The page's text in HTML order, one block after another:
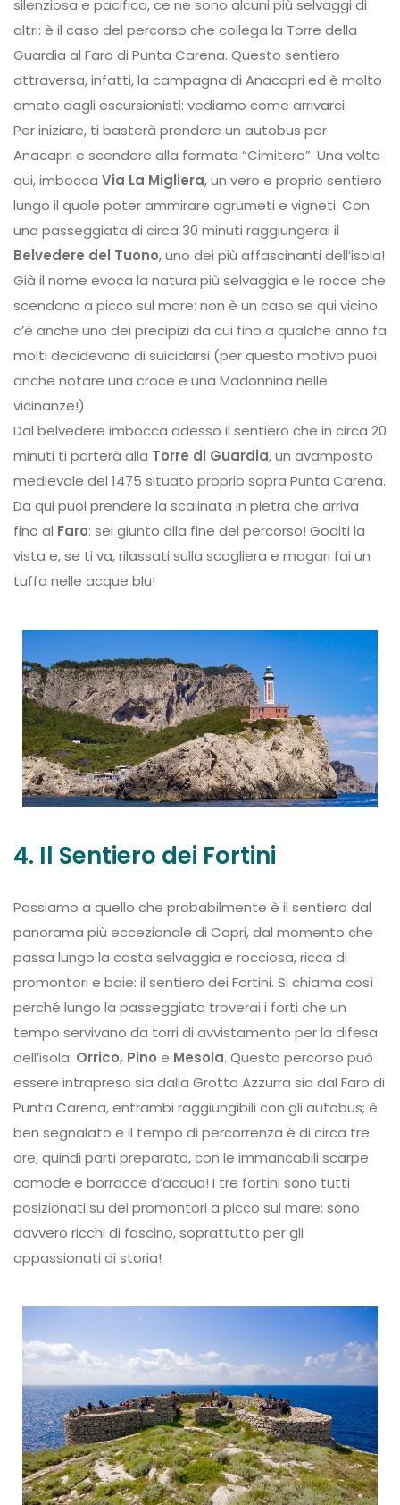
silenziosa e pacifica, ce ne sono alcuni più selvaggi di
altri: è il caso del percorso che collega la Torre della
Guardia al Faro di Punta Carena. Questo sentiero
attraversa, infatti, la campagna di Anacapri ed è molto
amato dagli escursionisti: vediamo come arrivarci.
Per iniziare, ti basterà prendere un autobus per
Anacapri e scendere alla fermata “Cimitero”. Una volta
qui, imbocca Via La Migliera, un vero e proprio sentiero
lungo il quale poter ammirare agrumeti e vigneti. Con
una passeggiata di circa 30 minuti raggiungerai il
Belvedere del Tuono, uno dei più affascinanti dell’isola!
Già il nome evoca la natura più selvaggia e le rocce che
scendono a picco sul mare: non è un caso se qui vicino
c’è anche uno dei precipizi da cui fino a qualche anno fa
molti decidevano di suicidarsi (per questo motivo puoi
anche notare una croce e una Madonnina nelle
vicinanze!)
Dal belvedere imbocca adesso il sentiero che in circa 20
minuti ti porterà alla Torre di Guardia, un avamposto
medievale del 1475 situato proprio sopra Punta Carena.
Da qui puoi prendere la scalinata in pietra che arriva
fino al Faro: sei giunto alla fine del percorso! Goditi la
vista e, se ti va, rilassati sulla scogliera e magari fai un
tuffo nelle acque blu!
4. Il Sentiero dei Fortini
Passiamo a quello che probabilmente è il sentiero dal
panorama più eccezionale di Capri, dal momento che
passa lungo la costa selvaggia e rocciosa, ricca di
promontori e baie: il sentiero dei Fortini. Si chiama così
perché lungo la passeggiata troverai i forti che un
tempo servivano da torri di avvistamento per la difesa
dell’isola: Orrico, Pino e Mesola. Questo percorso può
essere intrapreso sia dalla Grotta Azzurra sia dal Faro di
Punta Carena, entrambi raggiungibili con gli autobus; è
ben segnalato e il tempo di percorrenza è di circa tre
ore, quindi parti preparato, con le immancabili scarpe
comode e borracce d’acqua! I tre fortini sono tutti
posizionati su dei promontori a picco sul mare: sono
davvero ricchi di fascino, soprattutto per gli
appassionati di storia!